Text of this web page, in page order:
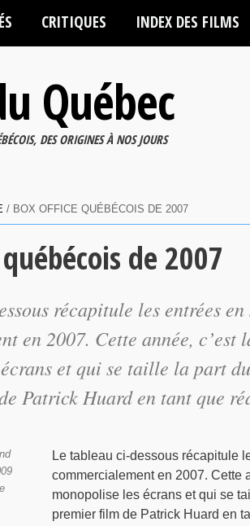
CRITIQUES INDEX DES FILMS
Québec
DES ORIGINES À NOS JOURS
/ BOX OFFICE QUÉBÉCOIS DE 2007
de 2007
récapitule les entrées
en 2007. Cette année,
et qui se taille la part
Patrick Huard en tant que
Le tableau ci-dessous récapitule
commercialement en 2007. Cette
monopolise les écrans et qui se
premier film de Patrick Huard en